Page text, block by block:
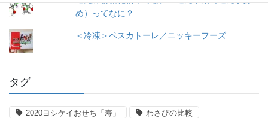
め）ってなに？
＜冷凍＞ペスカトーレ／ニッキーフーズ
タグ
2020ヨシケイおせち「寿」 わさびの比較